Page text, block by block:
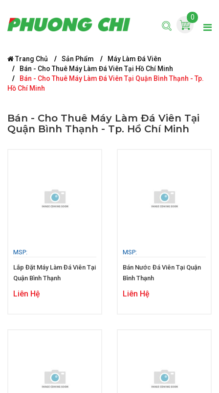
0
Trang Chủ Sản Phẩm
Máy Làm Đá Viên
Bán - Cho Thuê Máy Làm Đá Viên Tại Hồ Chí Minh
Bán - Cho Thuê Máy Làm Đá Viên Tại Quận Bình Thạnh - Tp.
Hồ Chí Minh
Bán - Cho Thuê Máy Làm Đá Viên Tại
Quận Bình Thạnh - Tp. Hồ Chí Minh
MSP:
Lắp Đặt Máy Làm Đá Viên Tại
Quận Bình Thạnh
Liên Hệ
MSP:
Bán Nước Đá Viên Tại Quận
Bình Thạnh
Liên Hệ